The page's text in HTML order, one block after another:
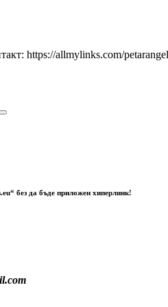
https://allmylinks.com/
без да бъде приложен хиперлинк!